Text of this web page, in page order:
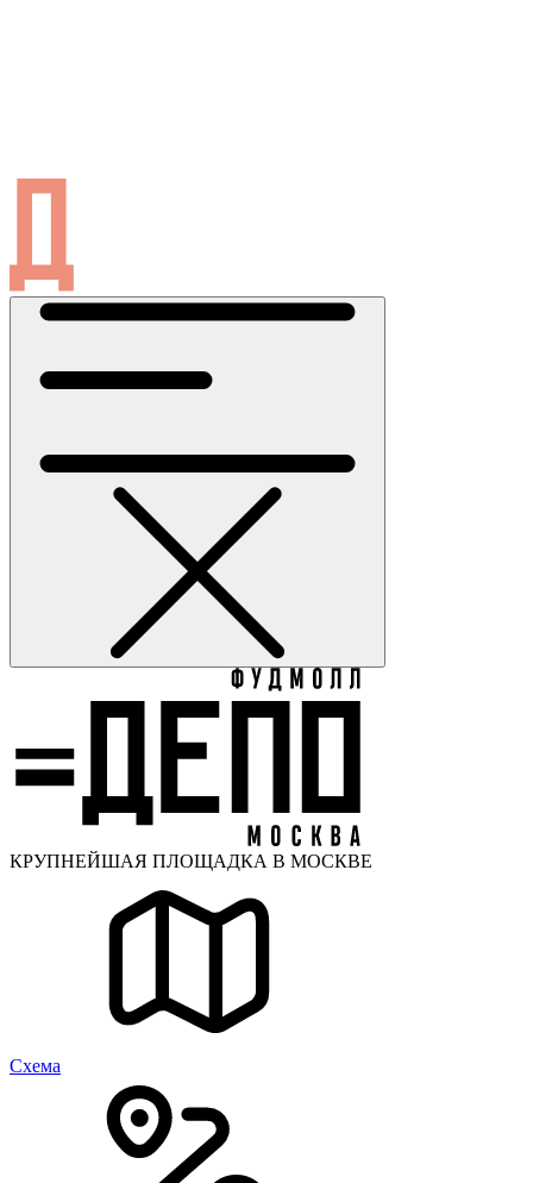
КРУПНЕЙШАЯ ПЛОЩАДКА В МОСКВЕ
Cхема